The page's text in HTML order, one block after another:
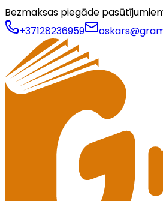
Bezmaksas piegāde
+37128236959